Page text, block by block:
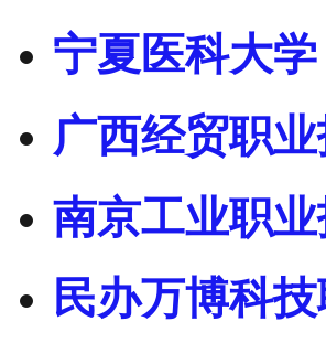
宁夏医科大学
广西经贸职
南京工业职
民办万博科